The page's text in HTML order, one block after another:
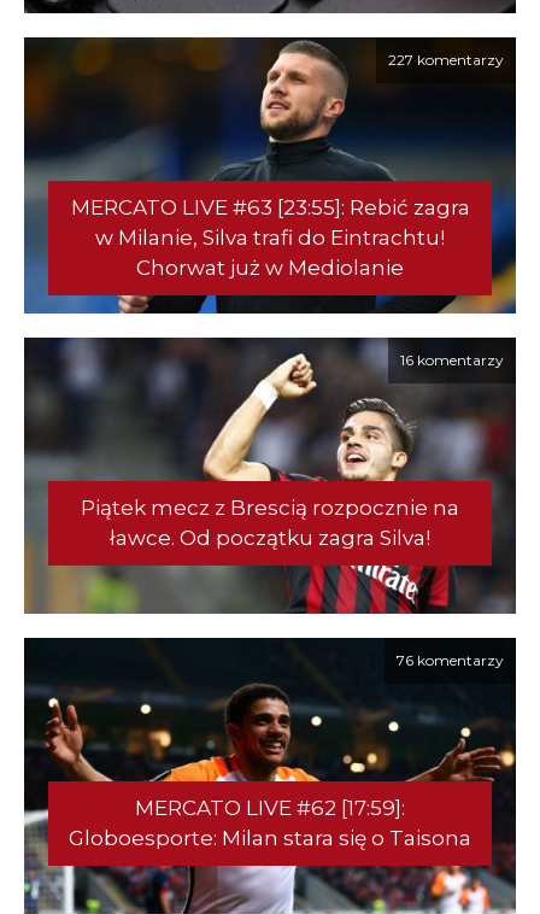
227 komentarzy
MERCATO LIVE #63 [23:55]: Rebić zagra
w Milanie, Silva trafi do Eintrachtu!
Chorwat już w Mediolanie
16 komentarzy
Piątek mecz z Brescią rozpocznie na
ławce. Od początku zagra Silva!
76 komentarzy
MERCATO LIVE #62 [17:59]:
Globoesporte: Milan stara się o Taisona